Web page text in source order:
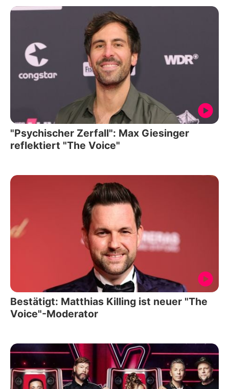
"Psychischer Zerfall": Max Giesinger
reflektiert "The Voice"
Bestätigt: Matthias Killing ist neuer "The
Voice"-Moderator